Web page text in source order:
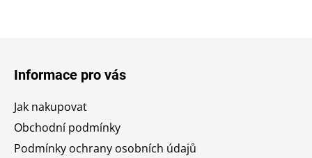
Informace pro vás
Jak nakupovat
Obchodní podmínky
Podmínky ochrany osobních údajů